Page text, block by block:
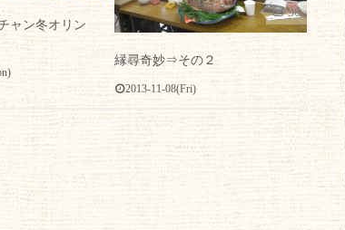
ャン冬オリン
36
縁尋奇妙⇒その２
2013-11-08(Fri)